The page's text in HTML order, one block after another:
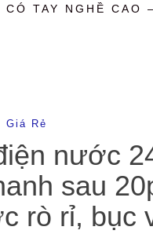
TAY NGHỀ
Giá Rẻ
nước
sau
rò rỉ, bục